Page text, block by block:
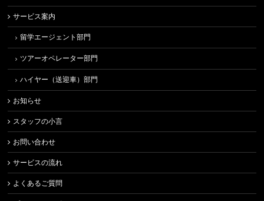
サービス案内
留学エージェント部門
ツアーオペレーター部門
ハイヤー（送迎車）部門
お知らせ
スタッフの小言
お問い合わせ
サービスの流れ
よくあるご質問